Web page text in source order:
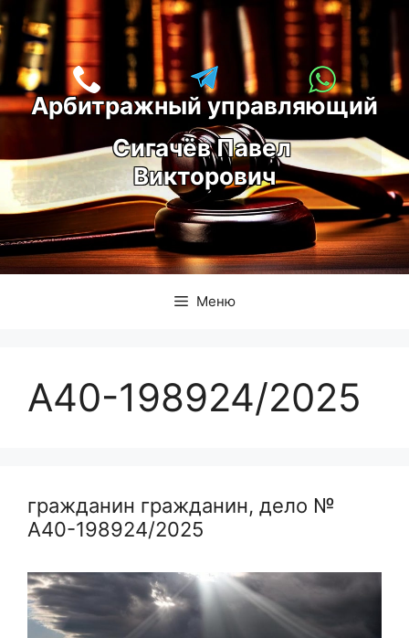
Перейти
к
содержимому
Арбитражный управляющий
Сигачёв Павел
Викторович
Меню
А40-198924/2025
гражданин гражданин, дело №
А40-198924/2025